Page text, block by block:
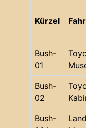
Kürzel
Bush-
01
Bush-
02
Bush-